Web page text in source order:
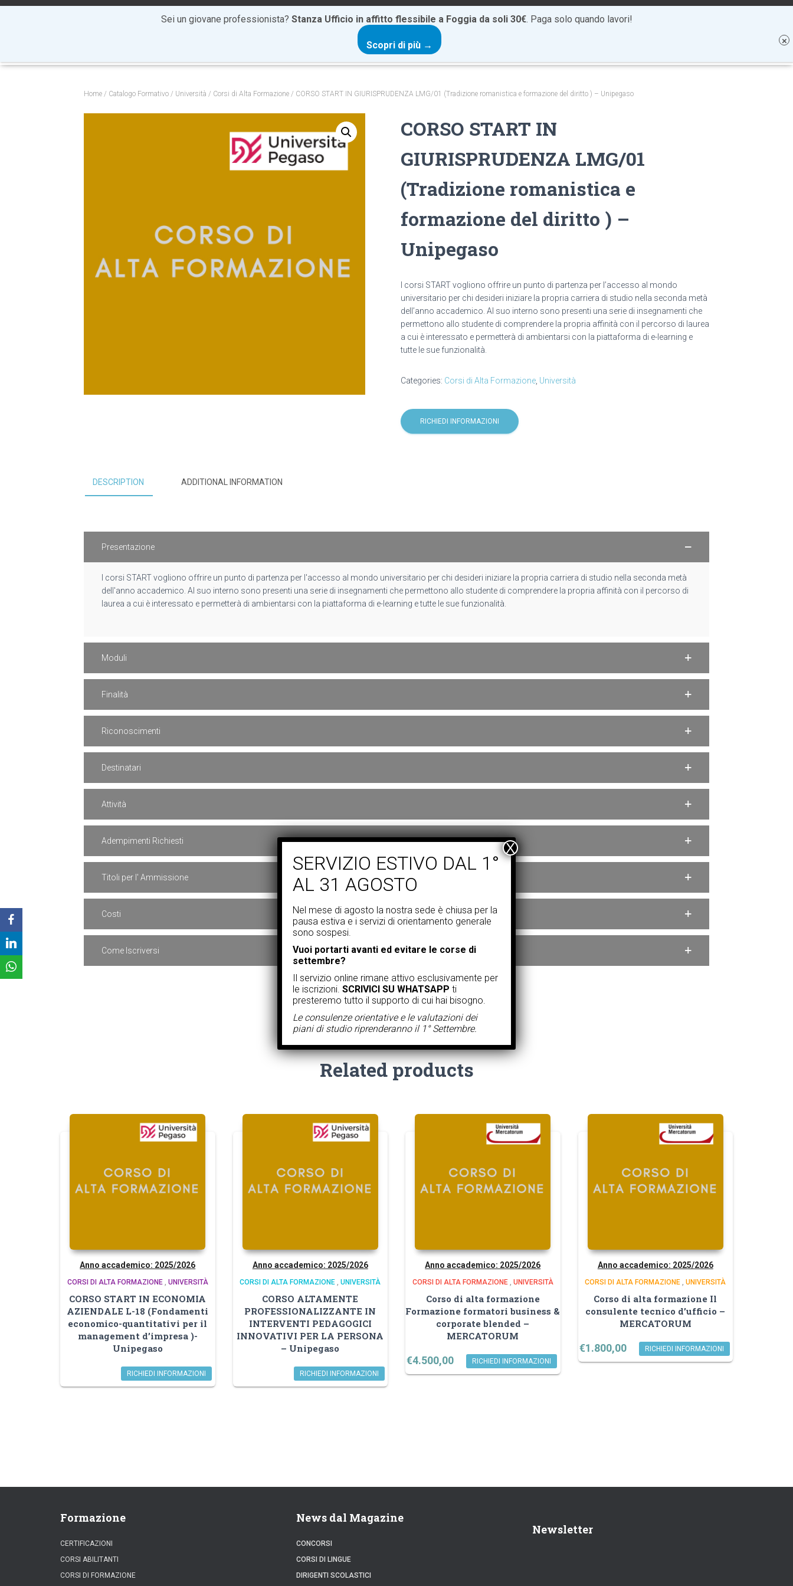
info@cartesiocentrostudi.it
CHI SIAMO CATALOGO FORMATIVO
Home / Catalogo Formativo / Università / Corsi di Alta Formazione / CORSO START IN GIURISPRUDENZA LMG/01 (Tradizione romanistica e formazione del diritto ) – Unipegaso
CORSO START IN
GIURISPRUDENZA LMG/01
(Tradizione romanistica e
formazione del diritto ) –
Unipegaso
I corsi START vogliono offrire un punto di partenza per l’accesso al mondo
universitario per chi desideri iniziare la propria carriera di studio nella seconda metà
dell’anno accademico. Al suo interno sono presenti una serie di insegnamenti che
permettono allo studente di comprendere la propria affinità con il percorso di laurea
a cui è interessato e permetterà di ambientarsi con la piattaforma di e-learning e
tutte le sue funzionalità.
Categories: Corsi di Alta Formazione Università
RICHIEDI INFORMAZIONI
DESCRIPTION ADDITIONAL INFORMATION
Presentazione
I corsi START vogliono offrire un punto di partenza per l'accesso al mondo universitario per chi desideri iniziare la propria carriera di studio nella seconda metà
dell'anno accademico. Al suo interno sono presenti una serie di insegnamenti che permettono allo studente di comprendere la propria affinità con il percorso di
laurea a cui è interessato e permetterà di ambientarsi con la piattaforma di e-learning e tutte le sue funzionalità.
Moduli
Finalità
Riconoscimenti
Destinatari
Attività
Adempimenti Richiesti
Titoli per l' Ammissione
Costi
Come Iscriversi
Related products
Anno accademico: 2025/2026
CORSI DI ALTA FORMAZIONE, UNIVERSITÀ
CORSO START IN ECONOMIA
AZIENDALE L-18 (Fondamenti
economico-quantitativi per il
management d’impresa )-
Unipegaso
RICHIEDI INFORMAZIONI
Anno accademico: 2025/2026
CORSI DI ALTA FORMAZIONE ,UNIVERSITÀ
CORSO ALTAMENTE
PROFESSIONALIZZANTE IN
INTERVENTI PEDAGOGICI
INNOVATIVI PER LA PERSONA
– Unipegaso
RICHIEDI INFORMAZIONI
Anno accademico: 2025/2026
CORSI DI ALTA FORMAZIONE, UNIVERSITÀ
Corso di alta formazione
Formazione formatori business &
corporate blended –
MERCATORUM
€4.500,00 RICHIEDI INFORMAZIONI
Anno accademico: 2025/2026
CORSI DI ALTA FORMAZIONE ,UNIVERSITÀ
Corso di alta formazione Il
consulente tecnico d’ufficio –
MERCATORUM
€1.800,00 RICHIEDI INFORMAZIONI
Formazione
CERTIFICAZIONI
CORSI ABILITANTI
CORSI DI FORMAZIONE
News dal Magazine
CONCORSI
CORSI DI LINGUE
DIRIGENTI SCOLASTICI
Newsletter
Sei un giovane professionista? Stanza Ufficio in affitto flessibile a Foggia da soli 30€. Paga solo quando lavori!
Scopri di più →
Nel mese di agosto la nostra sede è chiusa per la
pausa estiva e i servizi di orientamento generale
sono sospesi.
Vuoi portarti avanti ed evitare le corse di
settembre?
Il servizio online rimane attivo esclusivamente per
le iscrizioni.SCRIVICI SU WHATSAPP ti
presteremo tutto il supporto di cui hai bisogno.
Le consulenze orientative e le valutazioni dei
piani di studio riprenderanno il 1° Settembre.